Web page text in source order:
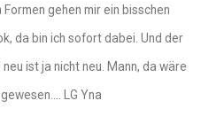
gehen mir ein bisschen
da bin ich sofort dabei. Und der
ist ja nicht neu. Mann, da wäre
LG Yna